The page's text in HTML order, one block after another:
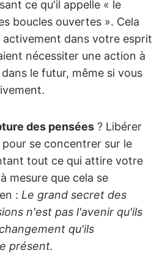
ce qu'il appelle « le
boucles ouvertes ». Cela
dans votre esprit
nécessiter une action à
le futur, même si vous
des pensées ? Libérer
se concentrer sur le
tout ce qui attire votre
mesure que cela se
: Le grand secret des
n'est pas l'avenir qu'ils
qu'ils
présent.